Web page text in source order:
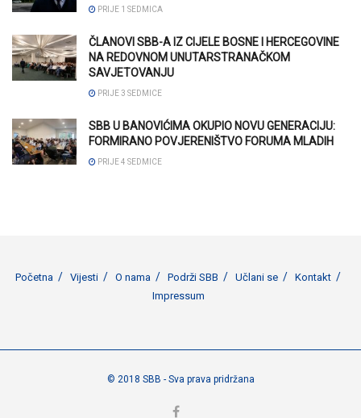
PRIJE 1 SEDMICA
ČLANOVI SBB-A IZ CIJELE BOSNE I HERCEGOVINE
NA REDOVNOM UNUTARSTRANAČKOM
SAVJETOVANJU
PRIJE 3 SEDMICE
SBB U BANOVIĆIMA OKUPIO NOVU GENERACIJU:
FORMIRANO POVJERENIŠTVO FORUMA MLADIH
PRIJE 4 SEDMICE
Početna Vijesti O nama Podrži SBB Učlani se
Kontakt
Impressum
© 2018 SBB - Sva prava pridržana